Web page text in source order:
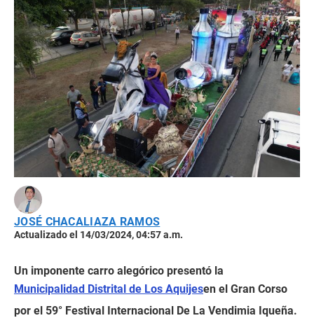
JOSÉ CHACALIAZA RAMOS
Actualizado el 14/03/2024, 04:57 a.m.
Un imponente carro alegórico presentó la
Municipalidad Distrital de Los Aquijesen el Gran Corso
por el 59° Festival Internacional De La Vendimia Iqueña.